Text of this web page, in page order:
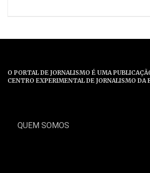
O PORTAL DE JORNALISMO É UMA
CENTRO EXPERIMENTAL DE JORNALISMO DA
QUEM SOMOS